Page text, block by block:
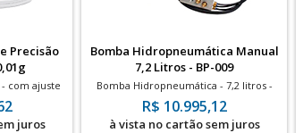
Precisão
- com ajuste
juros
Bomba Hidropneumática Manual
7,2 Litros - BP-009
Bomba Hidropneumática - 7,2 litros -
700bar
R$ 10.995,12
à vista no cartão sem juros